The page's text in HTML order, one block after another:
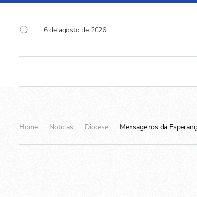
6 de agosto de 2026
Home Notícias Diocese Mensageiros da